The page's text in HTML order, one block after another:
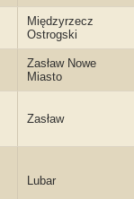
Międzyrzecz
Ostrogski
Zasław Nowe
Miasto
Zasław
Lubar